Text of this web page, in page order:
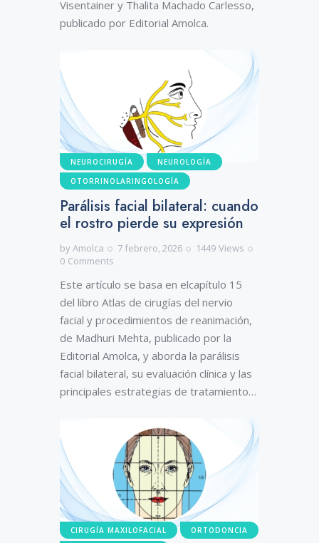
Visentainer y Thalita Machado Carlesso,
publicado por Editorial Amolca.
NEUROCIRUGÍA
NEUROLOGÍA
OTORRINOLARINGOLOGÍA
Parálisis facial bilateral: cuando
el rostro pierde su expresión
byAmolca 7 febrero, 2026 1449 Views
0 Comments
Este artículo se basa en elcapítulo 15
del libro Atlas de cirugías del nervio
facial y procedimientos de reanimación,
de Madhuri Mehta, publicado por la
Editorial Amolca, y aborda la parálisis
facial bilateral, su evaluación clínica y las
principales estrategias de tratamiento…
CIRUGÍA MAXILOFACIAL
ORTODONCIA